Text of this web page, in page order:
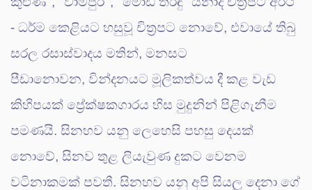
- ධර්ම කෙළියට හසුවූ චිත්‍රපට නොවේ, එවායේ තිබු
සරල රසාස්වාදය මතින්, මනසට
පීඩානොවන, වින්දනයට මූලිකත්වය දී කළ වැඩ
කිහිපයක් ප්‍රේක්ෂකගාරය හිස මුදුනින් පිළිගැනීම
පමණයි. සිනහව යනු ලෙහෙසි පහසු දෙයක්
නොවේ, සිනව තුළ ලියැවුණ දුකට වෙනම
වටිනාකමක් පවතී. සිනහව යනු අපි සියලු දෙනා ගේ